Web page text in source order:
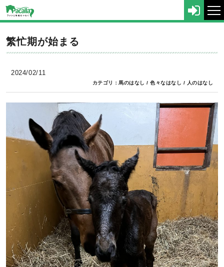
繁忙期が始まる
2024/02/11
カテゴリ：馬のはなし /色々なはなし / 人のはなし